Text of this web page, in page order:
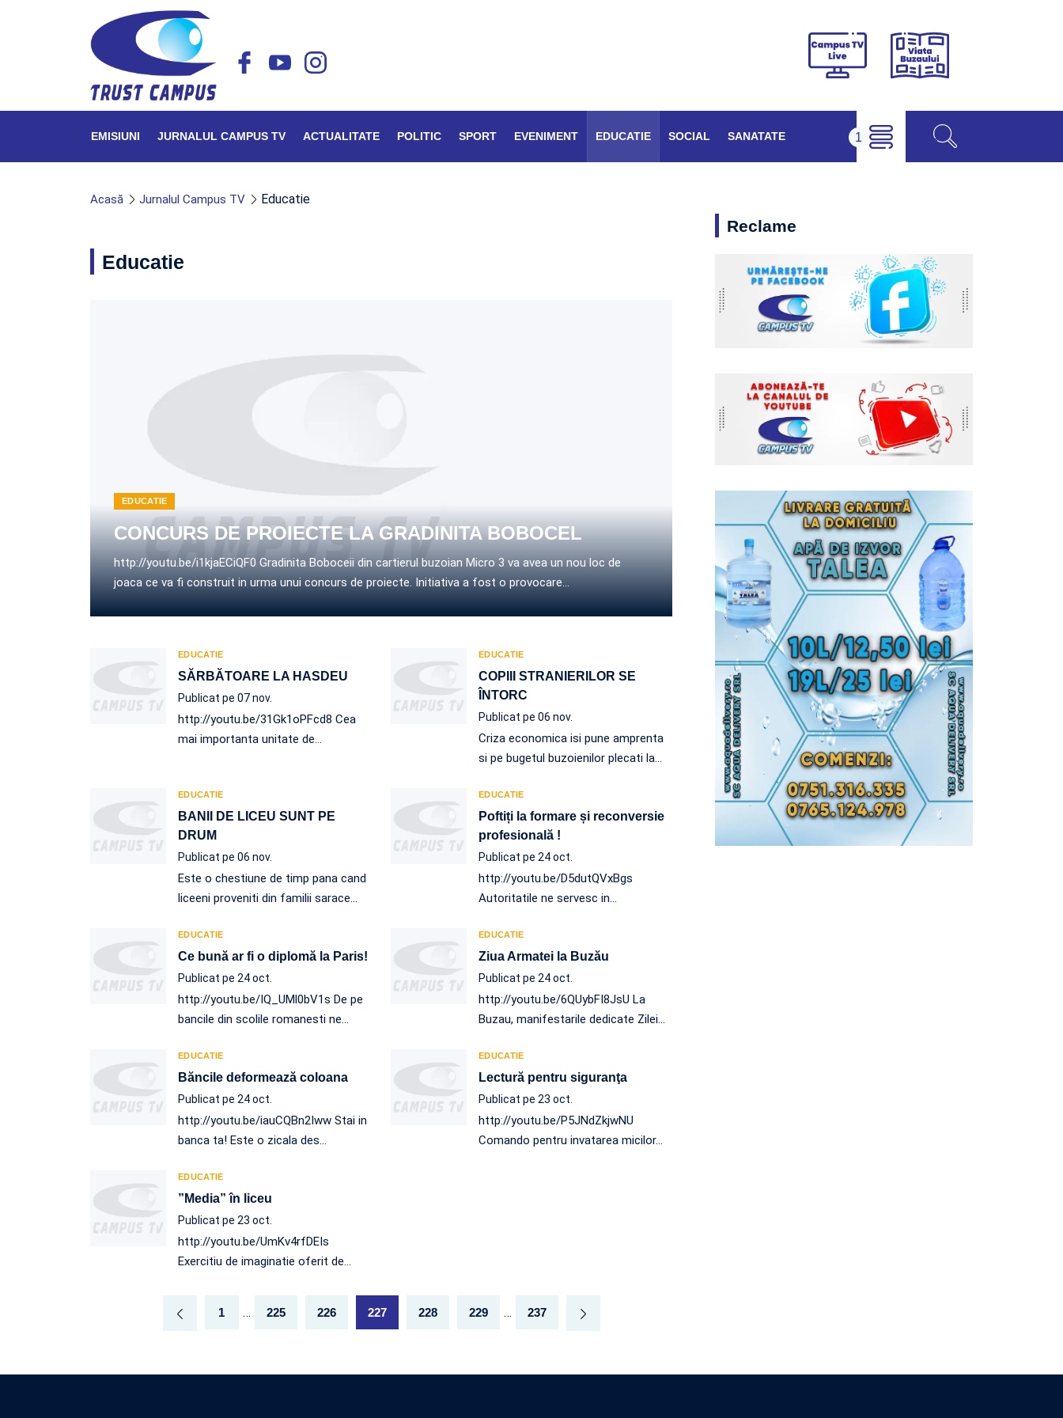
Campus
Viața
EMISIUNI JURNALUL CAMPUS TV ACTUALITATE POLITIC SPORT EVENIMENT EDUCATIE SOCIAL SANATATE
Acasă Jurnalul Campus TV Educatie
Educatie
EDUCATIE
CONCURS DE PROIECTE LA GRADINITA BOBOCEL
http://youtu.be/i1kjaECiQF0 Gradinita Boboceii din cartierul buzoian Micro 3 va avea un nou loc de
joaca ce va fi construit in urma unui concurs de proiecte. Initiativa a fost o provocare…
EDUCATIE
SĂRBĂTOARE LA HASDEU
Publicat pe 07 nov.
http://youtu.be/31Gk1oPFcd8 Cea
mai importanta unitate de…
EDUCATIE
COPIII STRANIERILOR SE
ÎNTORC
Publicat pe 06 nov.
Criza economica isi pune amprenta
si pe bugetul buzoienilor plecati la…
EDUCATIE
BANII DE LICEU SUNT PE
DRUM
Publicat pe 06 nov.
Este o chestiune de timp pana cand
liceeni proveniti din familii sarace…
EDUCATIE
Poftiți la formare și reconversie
profesională !
Publicat pe 24 oct.
http://youtu.be/D5dutQVxBgs
Autoritatile ne servesc in…
EDUCATIE
Ce bună ar fi o diplomă la Paris!
Publicat pe 24 oct.
http://youtu.be/IQ_UMl0bV1s De pe
bancile din scolile romanesti ne…
EDUCATIE
Ziua Armatei la Buzău
Publicat pe 24 oct.
http://youtu.be/6QUybFI8JsU La
Buzau, manifestarile dedicate Zilei…
EDUCATIE
Băncile deformează coloana
Publicat pe 24 oct.
http://youtu.be/iauCQBn2Iww Stai in
banca ta! Este o zicala des…
EDUCATIE
Lectură pentru siguranţa
Publicat pe 23 oct.
http://youtu.be/P5JNdZkjwNU
Comando pentru invatarea micilor…
EDUCATIE
”Media” în liceu
Publicat pe 23 oct.
http://youtu.be/UmKv4rfDEIs
Exercitiu de imaginatie oferit de…
1 … 225 226 227 228 229 … 237
Reclame